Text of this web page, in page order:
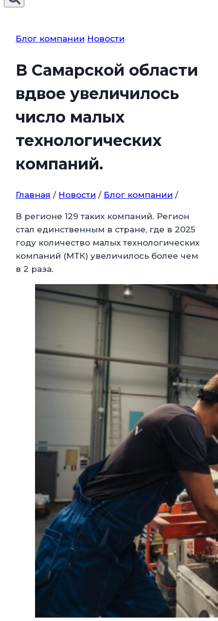
Блог компании Новости
В Самарской области
вдвое увеличилось
число малых
технологических
компаний.
Главная / Новости / Блог компании /
В регионе 129 таких компаний. Регион
стал единственным в стране, где в 2025
году количество малых технологических
компаний (МТК) увеличилось более чем
в 2 раза.